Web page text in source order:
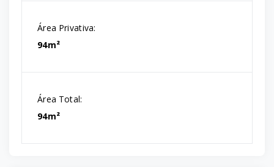
Área Privativa:
94m²
Área Total:
94m²